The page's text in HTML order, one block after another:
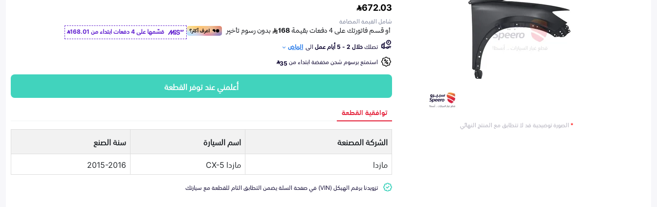
*الصورة توضيحية قد لا تتطابق مع المنتج النهائي
672.03
شامل القيمة المضافة
قسّمها على 4 دفعات ابتداء من
168.01
تصلكخلال 2 - 5 أيام عمل الى الرياض
استمتع برسوم شحن مخفضة ابتداء من35
أعلمني عند توفر القطعة
توافقية القطعة
الشركة المصنعة اسم السيارة
سنة الصنع
مازدا
مازدا CX-5 2015-2016
تزويدنا برقم الهيكل (VIN) في صفحة السلة يضمن التطابق التام للقطعة مع سيارتك